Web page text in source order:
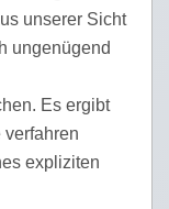
unserer Sicht
ungenügend
Es ergibt
verfahren
expliziten